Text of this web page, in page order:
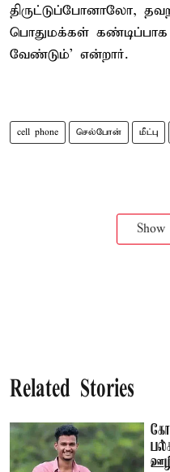
திருட்டுப்போனாலோ,
பொதுமக்கள் கண்டிப்பாக
வேண்டும்’ என்றார்.
cell phone செல்போன் மீட்பு
Show
Related Stories